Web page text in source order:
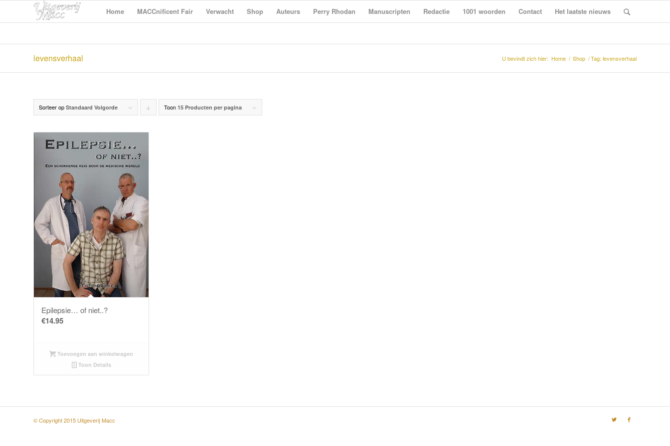
Home MACCnificent Fair Verwacht Shop Auteurs Perry Rhodan Manuscripten Redactie 1001 woorden Contact Het laatste nieuws
levensverhaal U bevindt zich hier: Home / Shop /Tag: levensverhaal
Sorteer op Standaard Volgorde
Producten
Toon 15 Producten per pagina
Epilepsie… of niet..?
€14.95
Toevoegen aan winkelwagen
Toon Details
© Copyright 2015 Uitgeverij Macc